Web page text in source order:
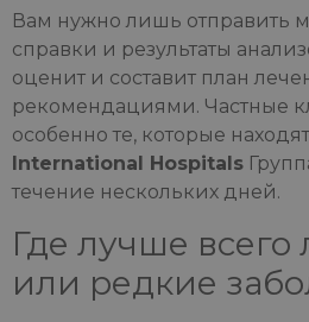
Вам нужно лишь отправить
справки и результаты
оценит и составит план
рекомендациями. Частные
особенно те, которые
International Hospitals
течение нескольких дней.
Где лучше всего
или редкие